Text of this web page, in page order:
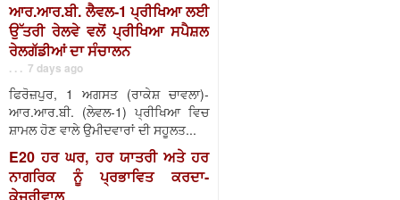
ਆਰ.ਆਰ.ਬੀ. ਲੈਵਲ-1 ਪ੍ਰੀਖਿਆ ਲਈ
ਉੱਤਰੀ ਰੇਲਵੇ ਵਲੋਂ ਪ੍ਰੀਖਿਆ ਸਪੈਸ਼ਲ
ਰੇਲਗੱਡੀਆਂ ਦਾ ਸੰਚਾਲਨ
. . . 7 days ago
ਫਿਰੋਜ਼ਪੁਰ, 1 ਅਗਸਤ (ਰਾਕੇਸ਼ ਚਾਵਲਾ)-
ਆਰ.ਆਰ.ਬੀ. (ਲੇਵਲ-1) ਪ੍ਰੀਖਿਆ ਵਿਚ
ਸ਼ਾਮਲ ਹੋਣ ਵਾਲੇ ਉਮੀਦਵਾਰਾਂ ਦੀ ਸਹੂਲਤ...
E20 ਹਰ ਘਰ, ਹਰ ਯਾਤਰੀ ਅਤੇ ਹਰ
ਨਾਗਰਿਕ ਨੂੰ ਪ੍ਰਭਾਵਿਤ ਕਰਦਾ-
ਕੇਜਰੀਵਾਲ